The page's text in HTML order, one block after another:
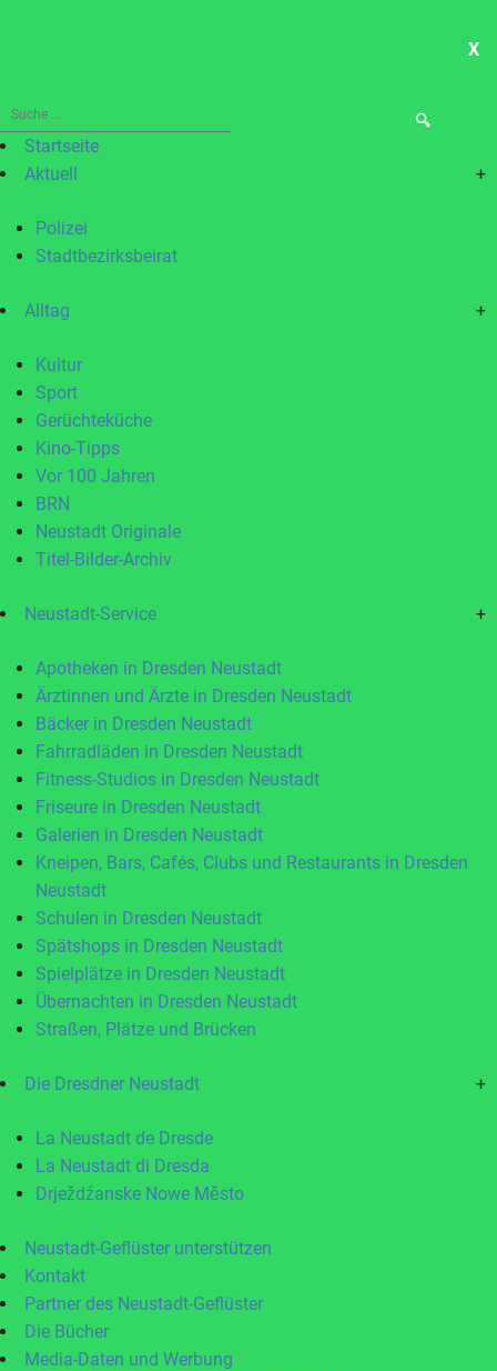
X
Suche
nach:Startseite
Aktuell
+
Polizei
Stadtbezirksbeirat
Alltag +
Kultur
Sport
Gerüchteküche
Kino-Tipps
Vor 100 Jahren
BRN
Neustadt Originale
Titel-Bilder-Archiv
Neustadt-Service +
Apotheken in Dresden Neustadt
Ärztinnen und Ärzte in Dresden Neustadt
Bäcker in Dresden Neustadt
Fahrradläden in Dresden Neustadt
Fitness-Studios in Dresden Neustadt
Friseure in Dresden Neustadt
Galerien in Dresden Neustadt
Kneipen, Bars, Cafés, Clubs und Restaurants in Dresden
Neustadt
Schulen in Dresden Neustadt
Spätshops in Dresden Neustadt
Spielplätze in Dresden Neustadt
Übernachten in Dresden Neustadt
Straßen, Plätze und Brücken
Die Dresdner Neustadt +
La Neustadt de Dresde
La Neustadt di Dresda
Drježdźanske Nowe Město
Neustadt-Geflüster unterstützen
Kontakt
Partner des Neustadt-Geflüster
Die Bücher
Media-Daten und Werbung